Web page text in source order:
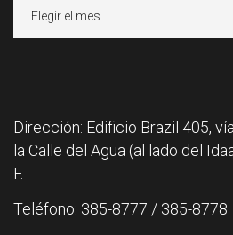
Dirección: Edificio Brazil 405,
la Calle del Agua (al lado del
F.
Teléfono: 385-8777 / 385-8778